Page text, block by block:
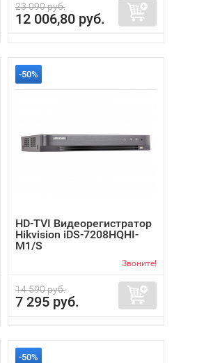
23 090 руб.
12 006,80 руб.
-50%
HD-TVI Видеорегистратор
Hikvision iDS-7208HQHI-
M1/S
Звоните!
14 590 руб.
7 295 руб.
-50%